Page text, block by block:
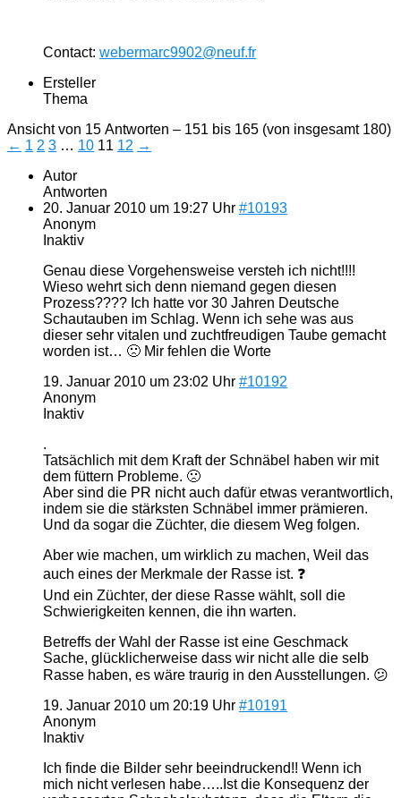
Contact: webermarc9902@neuf.fr
Ersteller
Thema
Ansicht von 15 Antworten – 151 bis 165 (von insgesamt 180)
← 1 2 3 … 10 11 12 →
Autor
Antworten
20. Januar 2010 um 19:27 Uhr #10193
Anonym
Inaktiv
Genau diese Vorgehensweise versteh ich nicht!!!!
Wieso wehrt sich denn niemand gegen diesen
Prozess???? Ich hatte vor 30 Jahren Deutsche
Schautauben im Schlag. Wenn ich sehe was aus
dieser sehr vitalen und zuchtfreudigen Taube gemacht
worden ist… 🙁 Mir fehlen die Worte
19. Januar 2010 um 23:02 Uhr #10192
Anonym
Inaktiv
.
Tatsächlich mit dem Kraft der Schnäbel haben wir mit
dem füttern Probleme. 🙁
Aber sind die PR nicht auch dafür etwas verantwortlich,
indem sie die stärksten Schnäbel immer prämieren.
Und da sogar die Züchter, die diesem Weg folgen.
Aber wie machen, um wirklich zu machen, Weil das
auch eines der Merkmale der Rasse ist. ❓
Und ein Züchter, der diese Rasse wählt, soll die
Schwierigkeiten kennen, die ihn warten.
Betreffs der Wahl der Rasse ist eine Geschmack
Sache, glücklicherweise dass wir nicht alle die selb
Rasse haben, es wäre traurig in den Ausstellungen. 😕
19. Januar 2010 um 20:19 Uhr #10191
Anonym
Inaktiv
Ich finde die Bilder sehr beeindruckend!! Wenn ich
mich nicht verlesen habe…..Ist die Konsequenz der